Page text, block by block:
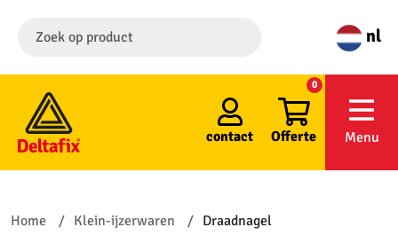
nl
contact Offerte
0
Menu
Home Klein-ijzerwaren Draadnagel